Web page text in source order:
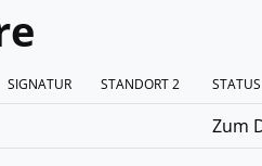
SIGNATUR STANDORT 2 STATUS
Zum